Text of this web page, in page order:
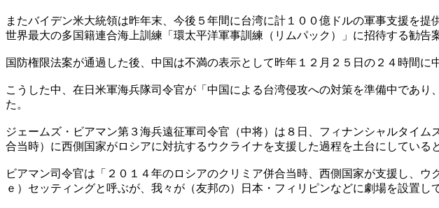
またバイデン米大統領は昨年末、今後５年間に台湾に計１００億ドルの軍事支援を
世界最大の多国籍連合海上訓練「環太平洋軍事訓練（リムパック）」に招待する勧告
国防権限法案が通過した後、中国は不満の表示として昨年１２月２５日の２４時間
こうした中、在日米軍海兵隊司令官が「中国による台湾侵攻への対策を準備中であ
た。
ジェームズ・ビアマン第３海兵遠征軍司令官（中将）は８日、フィナンシャルタイ
合当時）に西側国家がロシアに対抗するウクライナを支援した過程を土台にしている
ビアマン司令官は「２０１４年のロシアのクリミア併合当時、西側国家が支援し、
ｅ）セッティングと呼ぶが、我々が（友邦の）日本・フィリピンなどに劇場を設置し